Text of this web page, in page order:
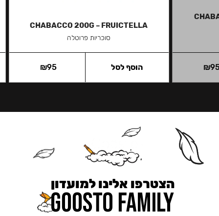
₪
CHABACCO 200G – FRUICTELLA
סוכריות פרוטלה
₪95 הוסף לסל
הצטרפו אלינו למועדון